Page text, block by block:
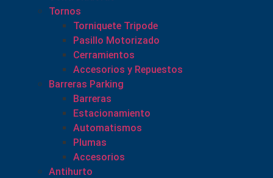
Tornos
Torniquete Tripode
Pasillo Motorizado
Cerramientos
Accesorios y Repuestos
Barreras Parking
Barreras
Estacionamiento
Automatismos
Plumas
Accesorios
Antihurto